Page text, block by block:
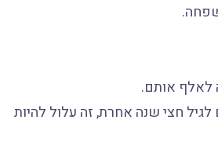
לאלף אותם.
חצי שנה אחרת, זה עלול להיות